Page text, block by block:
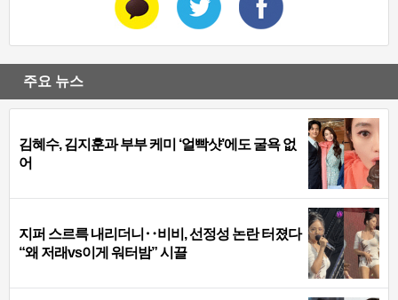
주요 뉴스
김혜수, 김지훈과 부부 케미 ‘얼빡샷’에도 굴욕 없
어
지퍼 스르륵 내리더니‥비비, 선정성 논란 터졌다
“왜 저래vs이게 워터밤” 시끌